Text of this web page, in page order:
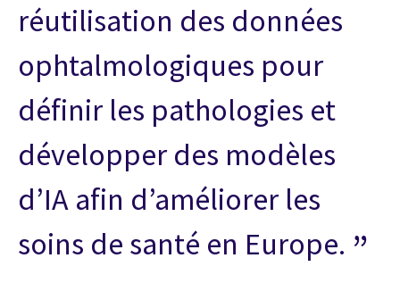
réutilisation des données
ophtalmologiques pour
définir les pathologies et
développer des modèles
d’IA afin d’améliorer les
soins de santé en Europe.